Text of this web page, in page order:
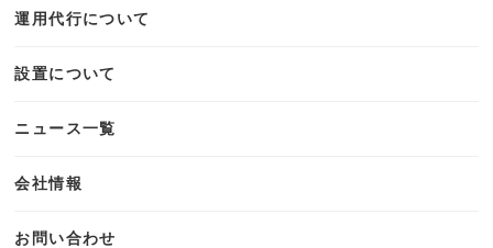
運用代行について
設置について
ニュース一覧
会社情報
お問い合わせ